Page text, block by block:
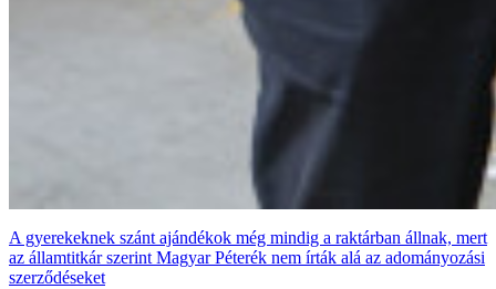
A gyerekeknek szánt ajándékok még mindig a raktárban állnak, mert
az államtitkár szerint Magyar Péterék nem írták alá az adományozási
szerződéseket